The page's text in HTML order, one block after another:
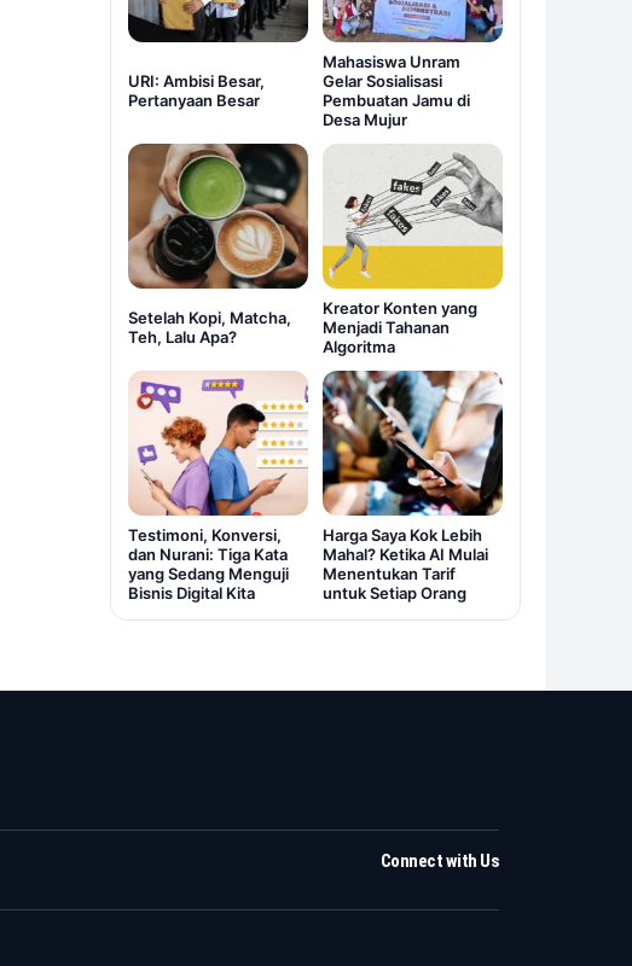
URI: Ambisi Besar,
Pertanyaan Besar
Mahasiswa Unram
Gelar Sosialisasi
Pembuatan Jamu di
Desa Mujur
Setelah Kopi, Matcha,
Teh, Lalu Apa?
Kreator Konten yang
Menjadi Tahanan
Algoritma
Testimoni, Konversi,
dan Nurani: Tiga Kata
yang Sedang Menguji
Bisnis Digital Kita
Harga Saya Kok Lebih
Mahal? Ketika AI Mulai
Menentukan Tarif
untuk Setiap Orang
Connect with Us